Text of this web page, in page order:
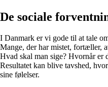
De sociale
I Danmark er vi gode til at tale
Mange, der har mistet, fortæller,
Hvad skal man sige? Hvornår er
Resultatet kan blive tavshed,
sine følelser.